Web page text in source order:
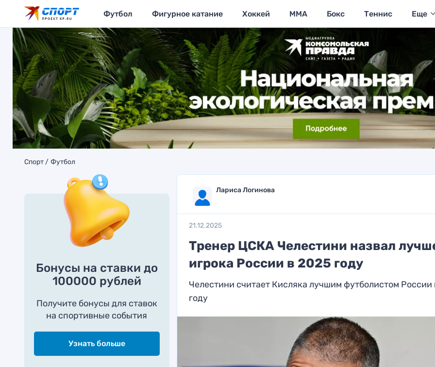
Футбол Фигурное катание Хоккей MMA Бокс Теннис Еще
Спорт Футбол
Бонусы на ставки до
100000 рублей
Получите бонусы для ставок
на спортивные события
Узнать больше
Лариса Логинова
21.12.2025
Тренер ЦСКА Челестини назвал
игрока России в 2025 году
Челестини считает Кисляка лучшим футболистом России
году